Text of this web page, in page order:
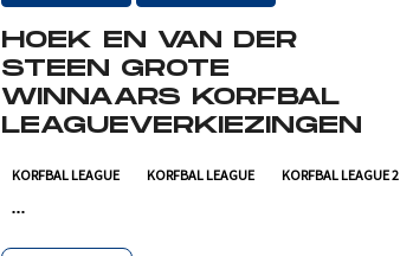
HOEK EN VAN DER
STEEN GROTE
WINNAARS KORFBAL
LEAGUEVERKIEZINGEN
KORFBAL LEAGUE KORFBAL LEAGUE KORFBAL LEAGUE 2